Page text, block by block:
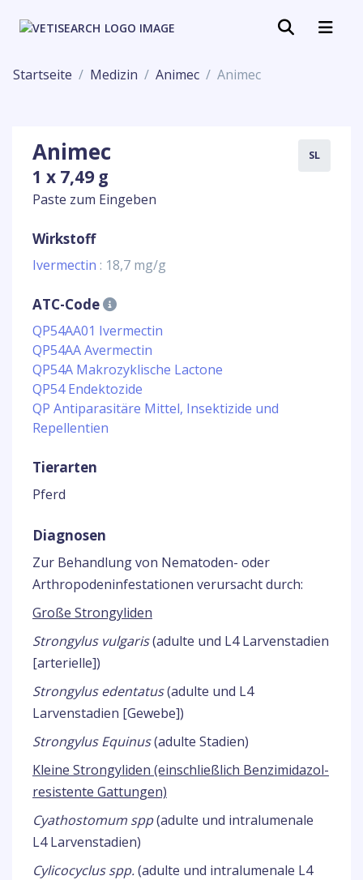
Startseite Medizin Animec Animec
Animec
1 x 7,49 g
Paste zum Eingeben
SL
Wirkstoff
Ivermectin : 18,7 mg/g
ATC-Code
QP54AA01 Ivermectin
QP54AA Avermectin
QP54A Makrozyklische Lactone
QP54 Endektozide
QP Antiparasitäre Mittel, Insektizide und
Repellentien
Tierarten
Pferd
Diagnosen
Zur Behandlung von Nematoden- oder
Arthropodeninfestationen verursacht durch:
Große Strongyliden
Strongylus vulgaris(adulte und L4 Larvenstadien
[arterielle])
Strongylus edentatus(adulte und L4
Larvenstadien [Gewebe])
Strongylus Equinus(adulte Stadien)
Kleine Strongyliden (einschließlich Benzimidazol-
resistente Gattungen)
Cyathostomum spp(adulte und intralumenale
L4 Larvenstadien)
Cylicocyclus spp.(adulte und intralumenale L4